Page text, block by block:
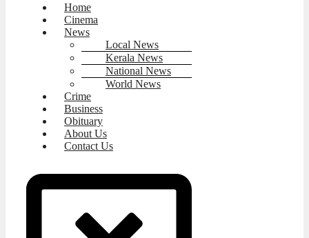
Home
Cinema
News
Local News
Kerala News
National News
World News
Crime
Business
Obituary
About Us
Contact Us